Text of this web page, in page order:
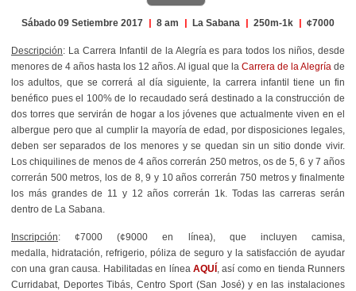
Sábado 09 Setiembre 2017 | 8 am | La Sabana | 250m-1k | ¢7000
Descripción: La Carrera Infantil de la Alegría es para todos los niños, desde
menores de 4 años hasta los 12 años. Al igual que la Carrera de la Alegría de
los adultos, que se correrá al día siguiente, la carrera infantil tiene un fin
benéfico puesel 100% de lo recaudado será destinado a la construcción de
dos torres que servirán de hogar a los jóvenes que actualmente viven en el
albergue pero que al cumplir la mayoría de edad, por disposiciones legales,
deben ser separados de los menores y se quedan sin un sitio donde vivir.
Los chiquilines de menos de 4 años correrán 250 metros, os de 5, 6 y 7 años
correrán 500 metros, los de 8, 9 y 10 años correrán 750 metros y finalmente
los más grandes de 11 y 12 años correrán 1k. Todas las carreras serán
dentro de La Sabana.
Inscripción: ¢7000 (¢9000 en línea), que incluyen camisa,
medalla, hidratación, refrigerio, póliza de seguro y la satisfacción de ayudar
con una gran causa. Habilitadas en línea AQUÍ, así como en tienda Runners
Curridabat, Deportes Tibás, Centro Sport (San José) y en las instalaciones